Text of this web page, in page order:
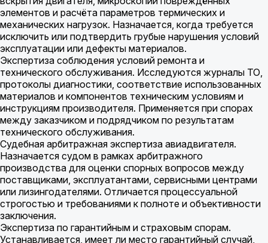
элементов и расчёта параметров термических и
механических нагрузок. Назначается, когда требуется
исключить или подтвердить грубые нарушения условий
эксплуатации или дефекты материалов.
Экспертиза соблюдения условий ремонта и
технического обслуживания. Исследуются журналы ТО,
протоколы диагностики, соответствие использованных
материалов и компонентов техническим условиям и
инструкциям производителя. Применяется при спорах
между заказчиком и подрядчиком по результатам
технического обслуживания.
Судебная арбитражная экспертиза авиадвигателя.
Назначается судом в рамках арбитражного
производства для оценки спорных вопросов между
поставщиками, эксплуатантами, сервисными центрами
или лизингодателями. Отличается процессуальной
строгостью и требованиями к полноте и объективности
заключения.
Экспертиза по гарантийным и страховым спорам.
Устанавливается, имеет ли место гарантийный случай,